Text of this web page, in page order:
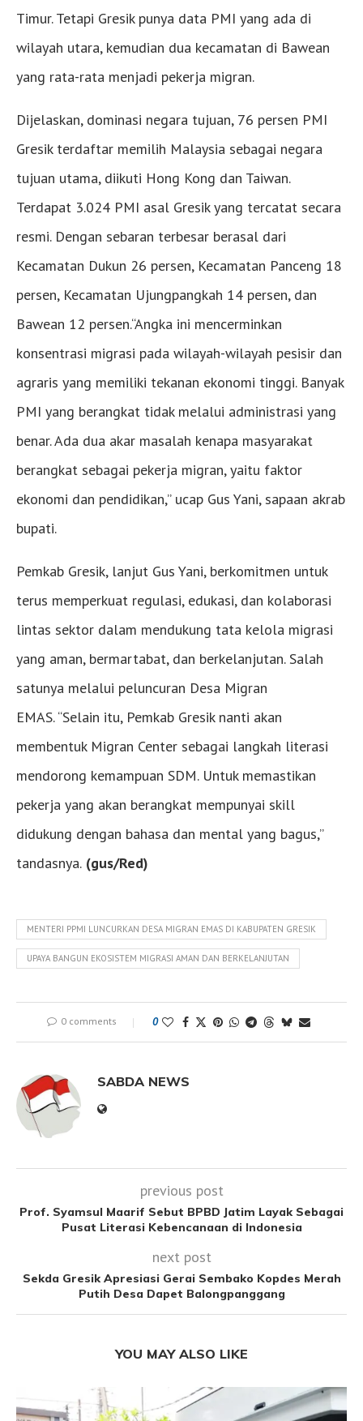
Timur. Tetapi Gresik punya data PMI yang ada di
wilayah utara, kemudian dua kecamatan di Bawean
yang rata-rata menjadi pekerja migran.
Dijelaskan, dominasi negara tujuan, 76 persen PMI
Gresik terdaftar memilih Malaysia sebagai negara
tujuan utama, diikuti Hong Kong dan Taiwan.
Terdapat 3.024 PMI asal Gresik yang tercatat secara
resmi. Dengan sebaran terbesar berasal dari
Kecamatan Dukun 26 persen, Kecamatan Panceng 18
persen, Kecamatan Ujungpangkah 14 persen, dan
Bawean 12 persen.“Angka ini mencerminkan
konsentrasi migrasi pada wilayah-wilayah pesisir dan
agraris yang memiliki tekanan ekonomi tinggi. Banyak
PMI yang berangkat tidak melalui administrasi yang
benar. Ada dua akar masalah kenapa masyarakat
berangkat sebagai pekerja migran, yaitu faktor
ekonomi dan pendidikan,” ucap Gus Yani, sapaan akrab
bupati.
Pemkab Gresik, lanjut Gus Yani, berkomitmen untuk
terus memperkuat regulasi, edukasi, dan kolaborasi
lintas sektor dalam mendukung tata kelola migrasi
yang aman, bermartabat, dan berkelanjutan. Salah
satunya melalui peluncuran Desa Migran
EMAS. “Selain itu, Pemkab Gresik nanti akan
membentuk Migran Center sebagai langkah literasi
mendorong kemampuan SDM. Untuk memastikan
pekerja yang akan berangkat mempunyai skill
didukung dengan bahasa dan mental yang bagus,”
tandasnya. (gus/Red)
MENTERI PPMI LUNCURKAN DESA MIGRAN EMAS DI KABUPATEN GRESIK
UPAYA BANGUN EKOSISTEM MIGRASI AMAN DAN BERKELANJUTAN
0 comments 0
SABDA NEWS
previous post
Prof. Syamsul Maarif Sebut BPBD Jatim Layak Sebagai
Pusat Literasi Kebencanaan di Indonesia
next post
Sekda Gresik Apresiasi Gerai Sembako Kopdes Merah
Putih Desa Dapet Balongpanggang
YOU MAY ALSO LIKE